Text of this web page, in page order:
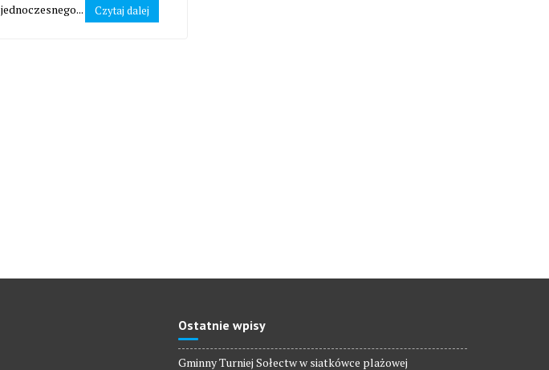
jednoczesnego...
Czytaj dalej
Ostatnie wpisy
Gminny Turniej Sołectw w siatkówce plażowej